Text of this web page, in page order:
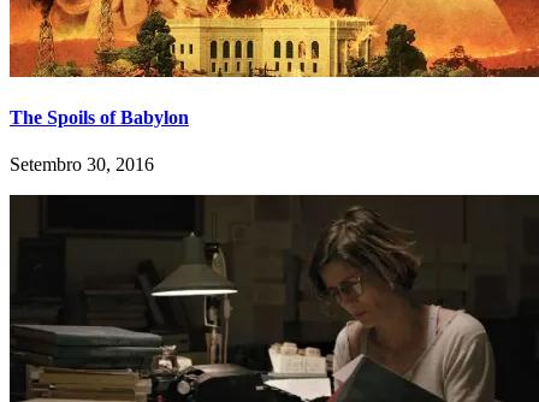
The Spoils of Babylon
Setembro 30, 2016